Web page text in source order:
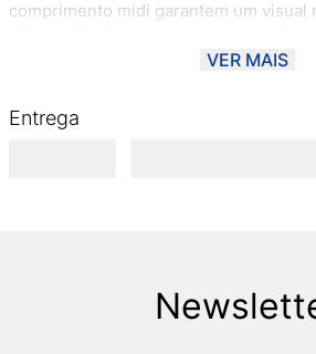
comprimento midi garantem um visual
e adicione acessórios minimalistas
VER MAIS
Entrega